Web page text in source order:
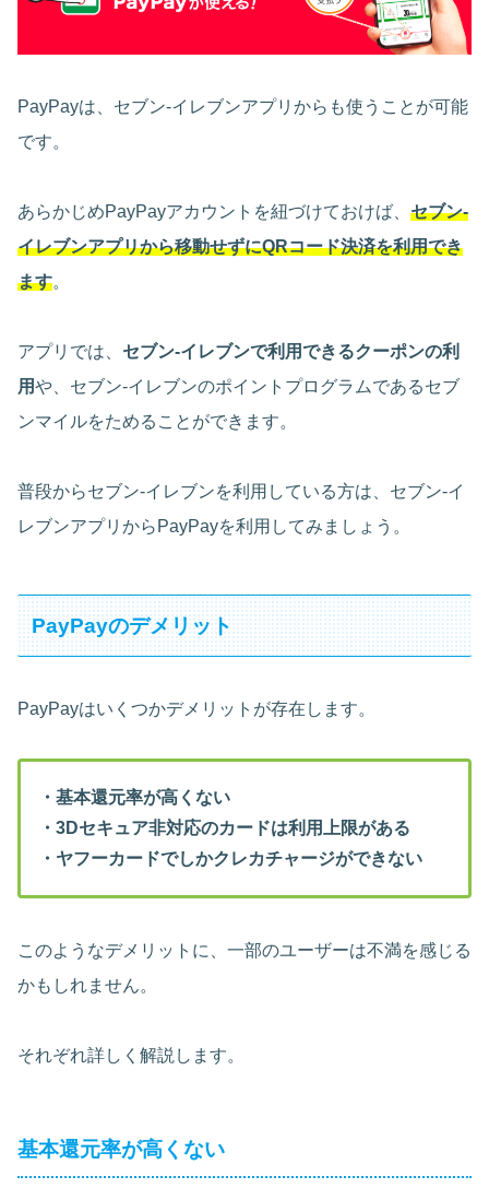
PayPayは、セブン-イレブンアプリからも使うことが可能
です。
あらかじめPayPayアカウントを紐づけておけば、 セブン-
イレブンアプリから移動せずにQRコード決済を利用でき
ます。
アプリでは、 セブン-イレブンで利用できるクーポンの利
用や、セブン-イレブンのポイントプログラムであるセブ
ンマイルをためることができます。
普段からセブン-イレブンを利用している方は、セブン-イ
レブンアプリからPayPayを利用してみましょう。
PayPayのデメリット
PayPayはいくつかデメリットが存在します。
・基本還元率が高くない
・3Dセキュア非対応のカードは利用上限がある
・ヤフーカードでしかクレカチャージができない
このようなデメリットに、一部のユーザーは不満を感じる
かもしれません。
それぞれ詳しく解説します。
基本還元率が高くない